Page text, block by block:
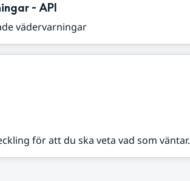
- API
vädervarningar
för att du ska veta vad som väntar.